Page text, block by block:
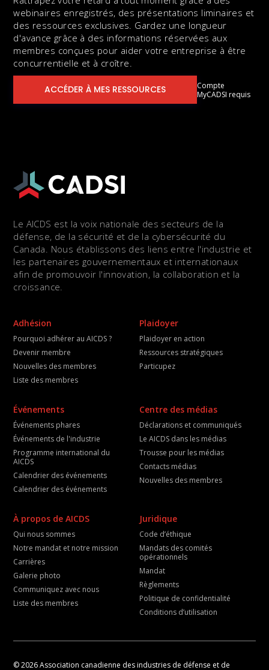
webinaires enregistrés, des présentations liminaires et
des ressources exclusives. Gardez une longueur
d'avance grâce à des informations réservées aux
membres conçues pour aider votre entreprise à être
concurrentielle et à croître.
ACCÉDER À MES RESSOURCES
Compte
MyCADSI requis
Le AICDS est la voix nationale des secteurs de la
défense, de la sécurité et de la cybersécurité du
Canada. Nous établissons des liens entre l'industrie et
les partenaires gouvernementaux et internationaux
afin de promouvoir l'innovation, la collaboration et la
croissance.
Adhésion
Pourquoi adhérer au AICDS ?
Devenir membre
Nouvelles des membres
Liste des membres
Plaidoyer
Plaidoyer en action
Ressources stratégiques
Particupez
Événements
Événements phares
Événements de l'industrie
Programme international du
AICDS
Calendrier des événements
Calendrier des événements
Centre des médias
Déclarations et communiqués
Le AICDS dans les médias
Trousse pour les médias
Contacts médias
Nouvelles des membres
À propos de AICDS
Qui nous sommes
Notre mandat et notre mission
Carrières
Galerie photo
Communiquez avec nous
Liste des membres
Juridique
Code d’éthique
Mandats des comités
opérationnels
Mandat
Règlements
Politique de confidentialité
Conditions d’utilisation
© 2026 Association canadienne des industries de défense et de